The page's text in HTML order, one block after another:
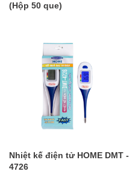
(Hộp 50 que)
​Nhiệt kế điện tử HOME DMT -
4726